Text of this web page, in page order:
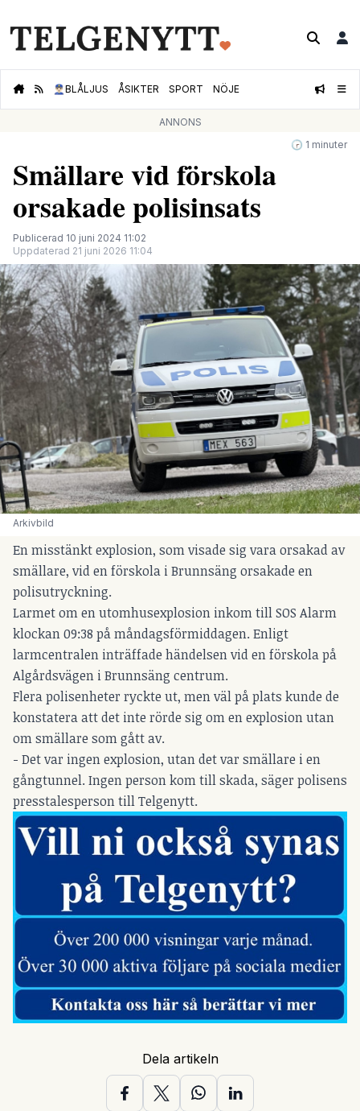
👮🏻‍♂️BLÅLJUS ÅSIKTER SPORT NÖJE
ANNONS
🕝 1 minuter
Smällare vid förskola
orsakade polisinsats
Publicerad 10 juni 2024 11:02
Uppdaterad 21 juni 2026 11:04
Arkivbild
En misstänkt explosion, som visade sig vara orsakad av
smällare, vid en förskola i Brunnsäng orsakade en
polisutryckning.
Larmet om en utomhusexplosion inkom till SOS Alarm
klockan 09:38 på måndagsförmiddagen. Enligt
larmcentralen inträffade händelsen vid en förskola på
Algårdsvägen i Brunnsäng centrum.
Flera polisenheter ryckte ut, men väl på plats kunde de
konstatera att det inte rörde sig om en explosion utan
om smällare som gått av.
- Det var ingen explosion, utan det var smällare i en
gångtunnel. Ingen person kom till skada, säger polisens
presstalesperson till Telgenytt.
Dela artikeln